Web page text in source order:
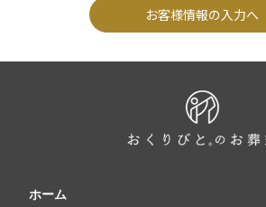
お客様情報の入力へ
ホーム